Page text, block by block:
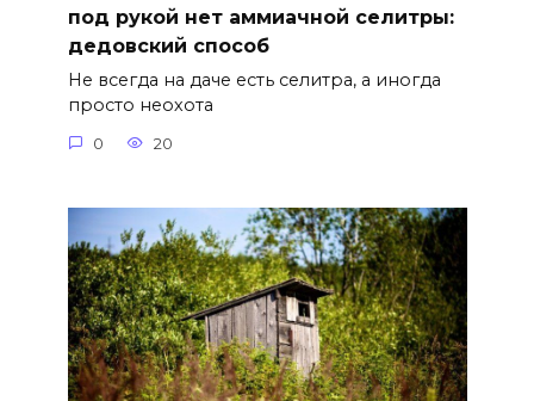
под рукой нет аммиачной селитры:
дедовский способ
Не всегда на даче есть селитра, а иногда
просто неохота
0 20